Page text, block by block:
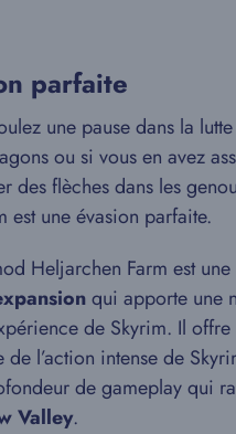
parfaite
une pause dans la
ou si vous en avez
des flèches dans les
est une évasion parfaite.
Heljarchen Farm est une
qui apporte une
de Skyrim. Il offre
l’action intense de
de gameplay qui
Valley.